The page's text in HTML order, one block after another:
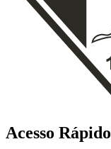
Acesso Rápido